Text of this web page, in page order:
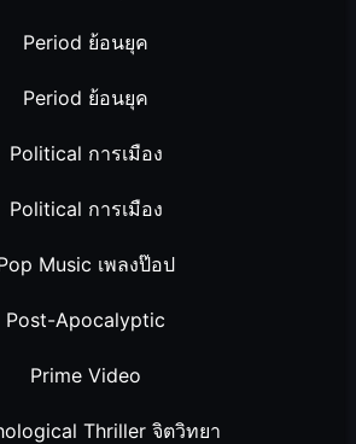
Period ย้อนยุค
Period ย้อนยุค
Political การเมือง
Political การเมือง
Music เพลงป๊อป
Post-Apocalyptic
Prime Video
Thriller จิตวิทยา